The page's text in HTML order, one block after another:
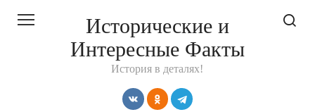
Исторические и
Интересные Факты
История в деталях!